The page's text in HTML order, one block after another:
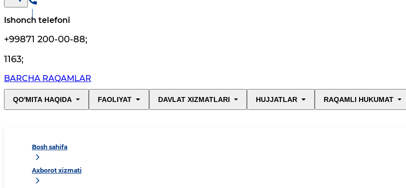
Ishonch telefoni
+99871 200-00-88;
1163;
BARCHA RAQAMLAR
QO'MITA HAQIDA FAOLIYAT DAVLAT XIZMATLARI HUJJATLAR RAQAMLI HUKUMAT
Bosh sahifa
Axborot xizmati